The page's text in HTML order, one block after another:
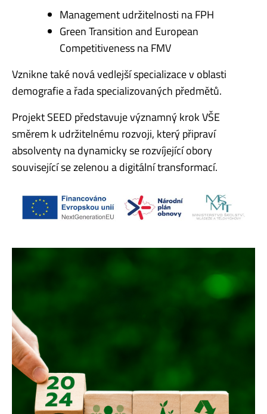
Management udržitelnosti na FPH
Green Transition and European
Competitiveness na FMV
Vznikne také nová vedlejší specializace v oblasti
demografie a řada specializovaných předmětů.
Projekt SEED představuje významný krok VŠE
směrem k udržitelnému rozvoji, který připraví
absolventy na dynamicky se rozvíjející obory
související se zelenou a digitální transformací.